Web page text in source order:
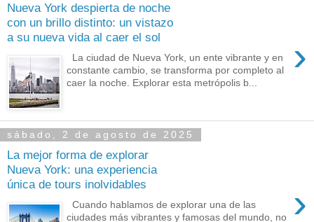
Nueva York despierta de noche
con un brillo distinto: un vistazo
a su nueva vida al caer el sol
›
La ciudad de Nueva York, un ente vibrante y en
constante cambio, se transforma por completo al
caer la noche. Explorar esta metrópolis b...
sábado, 2 de agosto de 2025
La mejor forma de explorar
Nueva York: una experiencia
única de tours inolvidables
›
Cuando hablamos de explorar una de las
ciudades más vibrantes y famosas del mundo, no